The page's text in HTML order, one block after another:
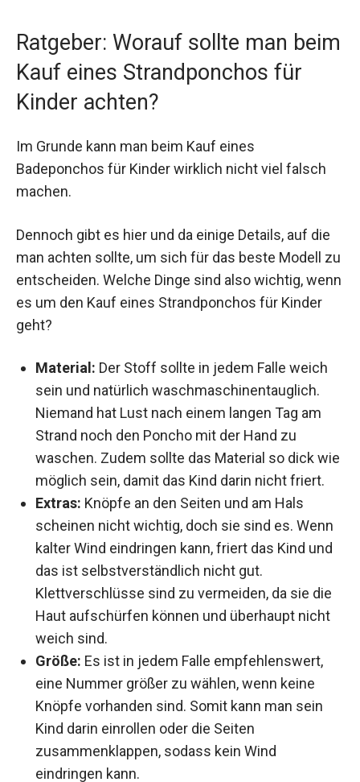
Ratgeber: Worauf sollte man beim
Kauf eines Strandponchos für
Kinder achten?
Im Grunde kann man beim Kauf eines
Badeponchos für Kinder wirklich nicht viel falsch
machen.
Dennoch gibt es hier und da einige Details, auf die
man achten sollte, um sich für das beste Modell zu
entscheiden. Welche Dinge sind also wichtig, wenn
es um den Kauf eines Strandponchos für Kinder
geht?
Material: Der Stoff sollte in jedem Falle weich
sein und natürlich waschmaschinentauglich.
Niemand hat Lust nach einem langen Tag am
Strand noch den Poncho mit der Hand zu
waschen. Zudem sollte das Material so dick wie
möglich sein, damit das Kind darin nicht friert.
Extras: Knöpfe an den Seiten und am Hals
scheinen nicht wichtig, doch sie sind es. Wenn
kalter Wind eindringen kann, friert das Kind und
das ist selbstverständlich nicht gut.
Klettverschlüsse sind zu vermeiden, da sie die
Haut aufschürfen können und überhaupt nicht
weich sind.
Größe: Es ist in jedem Falle empfehlenswert,
eine Nummer größer zu wählen, wenn keine
Knöpfe vorhanden sind. Somit kann man sein
Kind darin einrollen oder die Seiten
zusammenklappen, sodass kein Wind
eindringen kann.